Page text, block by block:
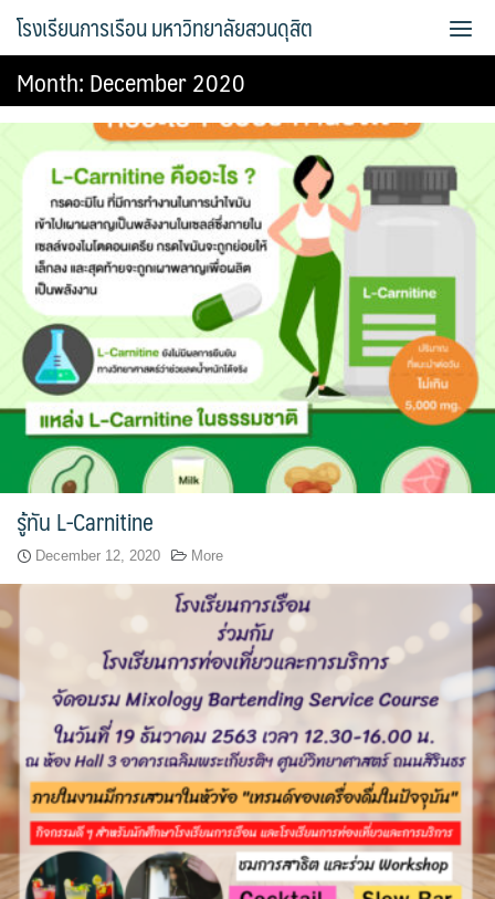
Bread Exclusive
Cake Exclusive
main
main2
main3
Sample Page
การจัดการความรู้ (KM)
ข้อมูลติดต่อและการเดินทาง
ขั้นตอน/แนวทางการปฏิบัติงาน
คณะกรรมการประจำโรงเรียนการเรือน
คลิปสาระเทคนิคสไตส์การเรือน
คลิปเทคนิคการทำอาหารง่าย ๆ สไตล์เด็กหอ
ค่าเล่าเรียน
ค่าเล่าเรียน
คำถามที่พบบ่อย
โรงเรียนการเรือน มหาวิทยาลัยสวนดุสิต
Month:December 2020
รู้ทัน L-Carnitine
December 12, 2020 More